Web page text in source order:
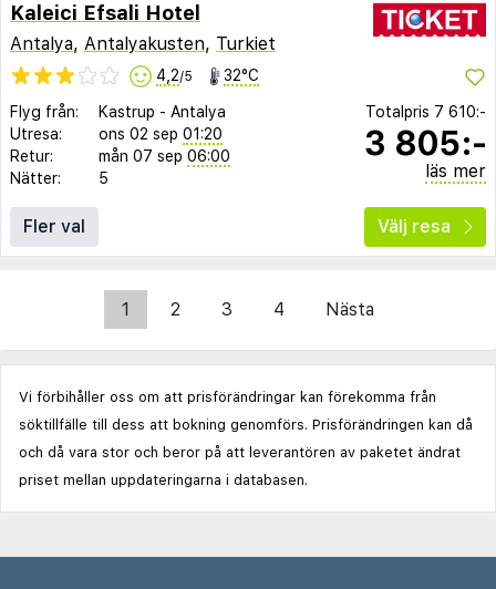
Kaleici Efsali Hotel
Antalya, Antalyakusten, Turkiet
4,2/5 32°C
Flyg från: Kastrup - Antalya
Utresa:
ons 02 sep 01:20
Retur:
mån 07 sep 06:00
Nätter:
5
Totalpris 7 610:-
3 805:-
läs mer
Fler val Välj resa
1 2 3 4 Nästa
Vi förbihåller oss om att prisförändringar kan förekomma från
söktillfälle till dess att bokning genomförs. Prisförändringen kan då
och då vara stor och beror på att leverantören av paketet ändrat
priset mellan uppdateringarna i databasen.